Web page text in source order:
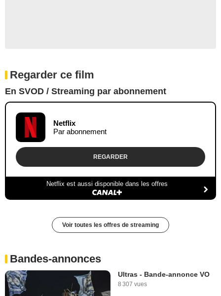
Regarder ce film
En SVOD / Streaming par abonnement
Netflix
Par abonnement
REGARDER
Netflix est aussi disponible dans les offres
Voir toutes les offres de streaming
Bandes-annonces
Ultras - Bande-annonce VO
8 307 vues